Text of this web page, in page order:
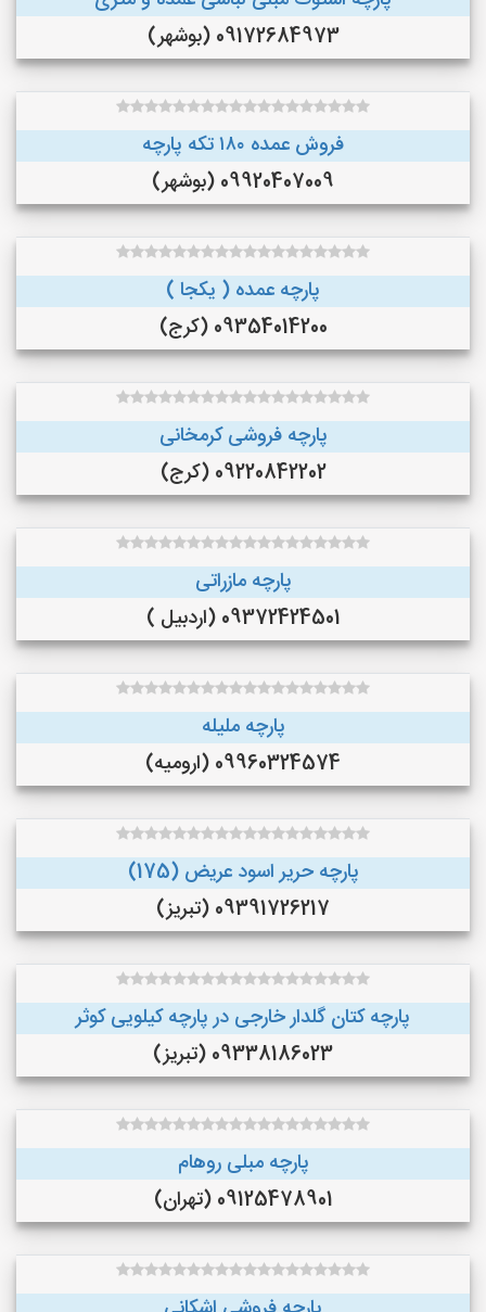
09172684973 (بوشهر)
فروش عمده ۱۸۰ تکه پارچه
09920407009 (بوشهر)
پارچه عمده ( یکجا )
09354014200 (کرج)
پارچه فروشی کرمخانی
09220842202 (کرج)
پارچه مازراتی
09372424501 (اردبیل )
پارچه ملیله
09960324574 (ارومیه)
پارچه حریر اسود عریض (175)
09391726217 (تبریز)
پارچه کتان گلدار خارجی در پارچه کیلویی کوثر
09338186023 (تبریز)
پارچه مبلی روهام
09125478901 (تهران)